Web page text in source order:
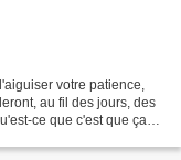
votre patience,
au fil des jours, des
ce que c'est que ça